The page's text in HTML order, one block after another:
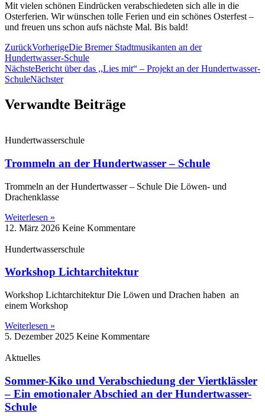
Mit vielen schönen Eindrücken verabschiedeten sich alle in die
Osterferien. Wir wünschen tolle Ferien und ein schönes Osterfest –
und freuen uns schon aufs nächste Mal. Bis bald!
ZurückVorherigeDie Bremer Stadtmusikanten an der
Hundertwasser-Schule
NächsteBericht über das ,,Lies mit“ – Projekt an der Hundertwasser-
SchuleNächster
Verwandte Beiträge
Hundertwasserschule
Trommeln an der Hundertwasser – Schule
Trommeln an der Hundertwasser – Schule Die Löwen‑ und
Drachenklasse
Weiterlesen »
12. März 2026 Keine Kommentare
Hundertwasserschule
Workshop Lichtarchitektur
Workshop Lichtarchitektur Die Löwen und Drachen haben an
einem Workshop
Weiterlesen »
5. Dezember 2025 Keine Kommentare
Aktuelles
Sommer-Kiko und Verabschiedung der Viertklässler
– Ein emotionaler Abschied an der Hundertwasser-
Schule